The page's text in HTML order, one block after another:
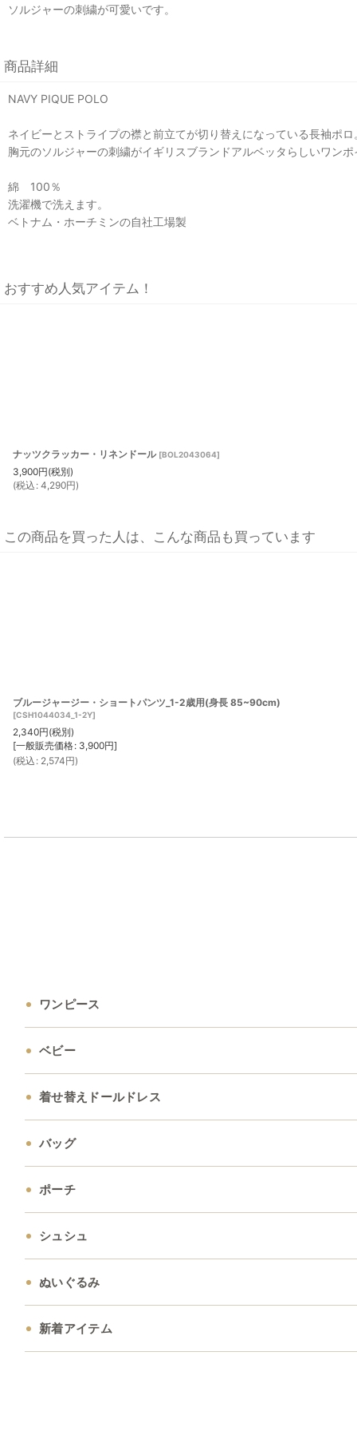
ソルジャーの刺繍が可愛いです。
商品詳細
NAVY PIQUE POLO
ネイビーとストライプの襟と前立てが切り替えになっている長袖ポロ
胸元のソルジャーの刺繍がイギリスブランドアルベッタらしいワン
綿 100％
洗濯機で洗えます。
ベトナム・ホーチミンの自社工場製
おすすめ人気アイテム！
ナッツクラッカー・リネンドール [BOL2043064]
3,900円(税別)
(税込 : 4,290円)
この商品を買った人は、こんな商品も買っています
ブルージャージー・ショートパンツ_1-2歳用(身長 85~90cm)
[CSH1044034_1-2Y]
2,340円(税別)
[一般販売価格: 3,900円]
(税込 : 2,574円)
ワンピース
ベビー
着せ替えドールドレス
バッグ
ポーチ
シュシュ
ぬいぐるみ
新着アイテム